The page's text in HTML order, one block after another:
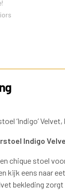
‘Indigo’ Velvet,
Indigo
chique stoel
kijk eens naar
bekleding